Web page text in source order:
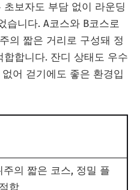
보자도 부담 없이 라운딩
습니다. A코스와 B코스로
의 짧은 거리로 구성돼 정
합니다. 잔디 상태도 우수
어 걷기에도 좋은 환경입
주의 짧은 코스, 정밀 플
합